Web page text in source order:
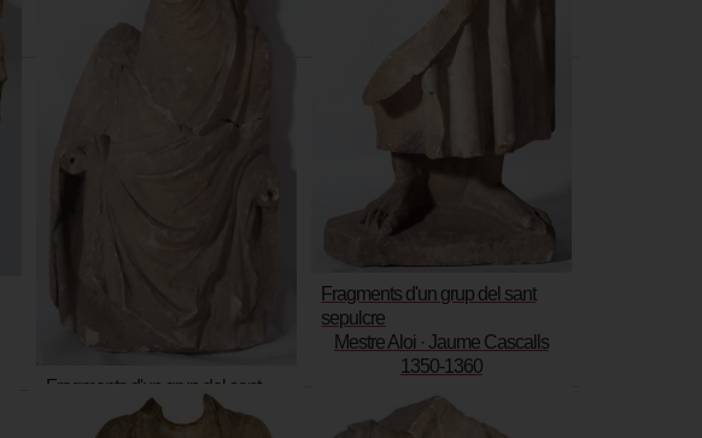
1265-1300
Mestre Bartomeu
1265-1300
Fragments d'un grup del sant
Fragments d'un grup del sant
sepulcre
Mestre Aloi · Jaume Cascalls
1350-1360